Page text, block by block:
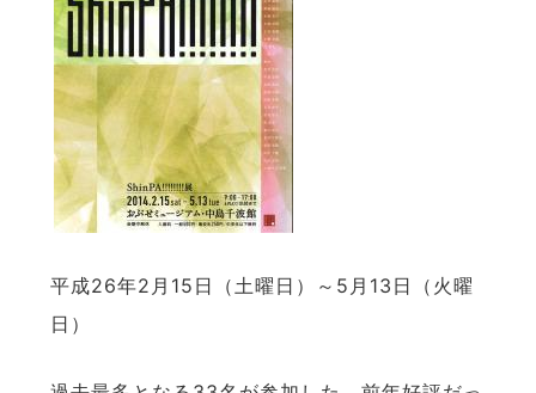
平成26年2月15日（土曜日）～5月13日（火曜
日）